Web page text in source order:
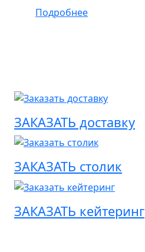
Подробнее
ЗАКАЗАТЬ доставку
ЗАКАЗАТЬ столик
ЗАКАЗАТЬ кейтеринг